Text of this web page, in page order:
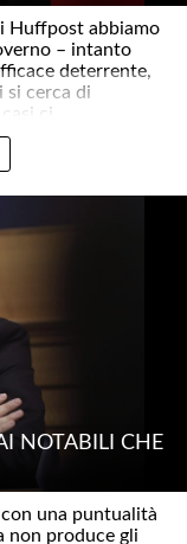
Huffpost abbiamo
– intanto
deterrente,
si cerca di
ci..
NOTABILI CHE
una puntualità
non produce gli